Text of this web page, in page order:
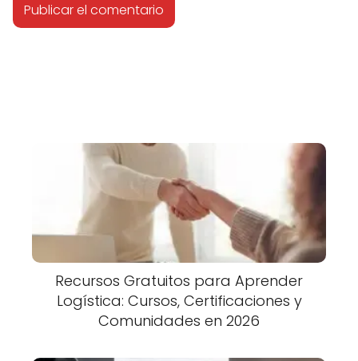
Recursos Gratuitos para Aprender
Logística: Cursos, Certificaciones y
Comunidades en 2026